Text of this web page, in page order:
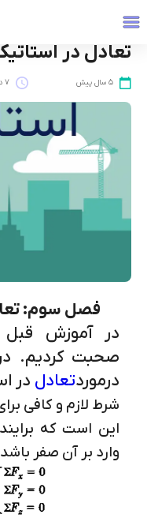
فنی و مهندسی
تعادل در
5 سال پیش 7 دقیقه
فصل سوم:
در آموزش قبل
صحبت کردیم.
درموردتعادل در
شرط لازم و کافی
این است که
وارد بر آن صفر